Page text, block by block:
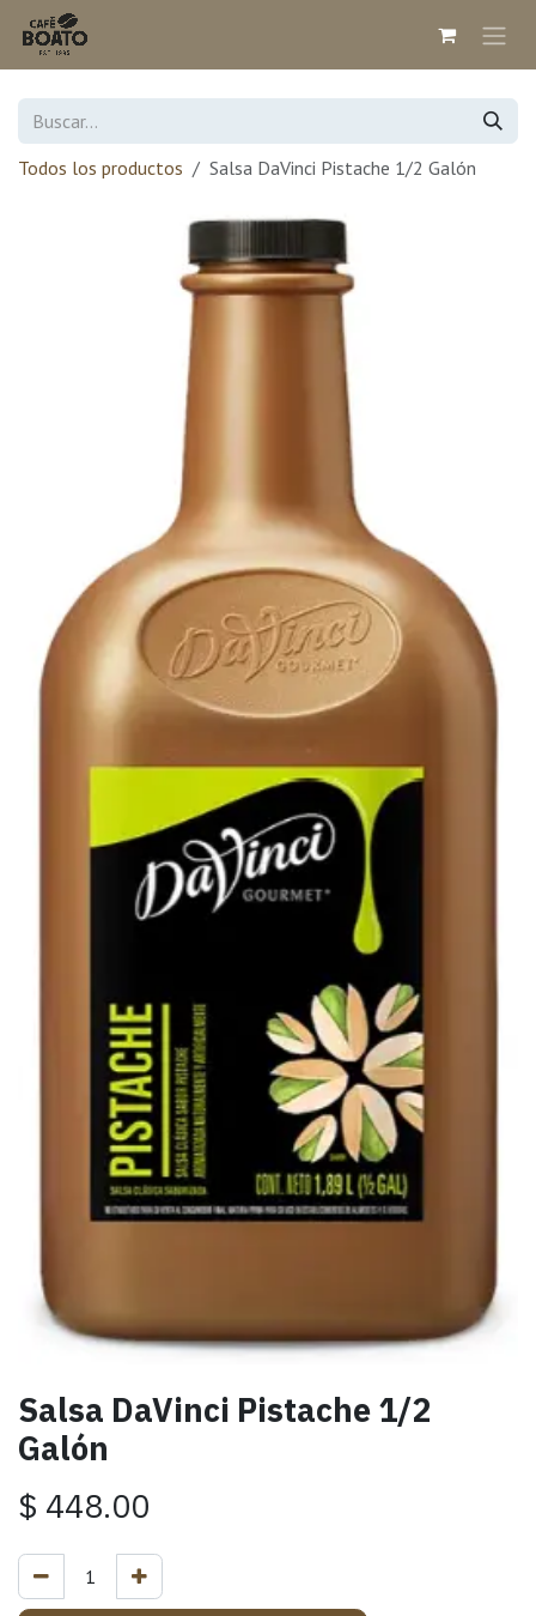
Ir al contenido
Todos los productos Salsa DaVinci Pistache 1/2 Galón
Salsa DaVinci Pistache 1/2
Galón
$ 448.00